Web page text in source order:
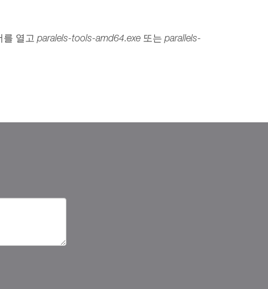
를 열고 paralels-tools-amd64.exe 또는 parallels-